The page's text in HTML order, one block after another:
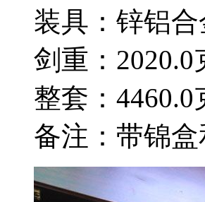
装具：锌铝
剑重：
整套：
备注：带锦